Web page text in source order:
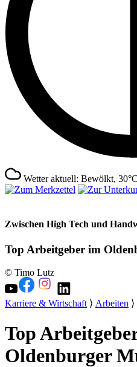
Wetter aktuell: Bewölkt, 30°C
Zwischen High Tech und
Top Arbeitgeber im
© Timo Lutz
Karriere & Wirtschaft⟩ Arbeiten
Top
Oldenburger